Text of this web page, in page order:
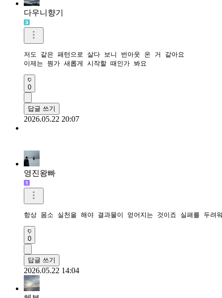
다우니향기
저도 같은 패턴으로 살다 보니 번아웃 온 거 같아요
이제는 뭔가 새롭게 시작할 때인가 봐요
0
답글 쓰기
2026.05.22 20:07
영진왕빠
항상 몸소 실천을 해야 결과물이 얻어지는 것이죠 실패를 두려
0
답글 쓰기
2026.05.22 14:04